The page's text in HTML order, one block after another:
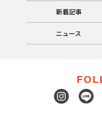
新着記事
ニュース